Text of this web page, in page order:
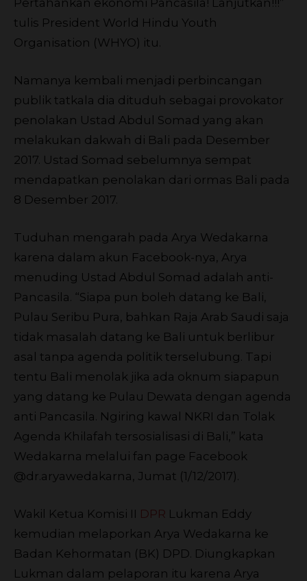
tulis President World Hindu Youth
Organisation (WHYO) itu.
Namanya kembali menjadi perbincangan
publik tatkala dia dituduh sebagai provokator
penolakan Ustad Abdul Somad yang akan
melakukan dakwah di Bali pada Desember
2017. Ustad Somad sebelumnya sempat
mendapatkan penolakan dari ormas Bali pada
8 Desember 2017.
Tuduhan mengarah pada Arya Wedakarna
karena dalam akun Facebook-nya, Arya
menuding Ustad Abdul Somad adalah anti-
Pancasila. “Siapa pun boleh datang ke Bali,
Pulau Seribu Pura, bahkan Raja Arab Saudi saja
tidak masalah datang ke Bali untuk berlibur
asal tanpa agenda politik terselubung. Tapi
tentu Bali menolak jika ada oknum siapapun
yang datang ke Pulau Dewata dengan agenda
anti Pancasila. Ngiring kawal NKRI dan Tolak
Agenda Khilafah tersosialisasi di Bali,” kata
Wedakarna melalui fan page Facebook
@dr.aryawedakarna, Jumat (1/12/2017).
Wakil Ketua Komisi II DPR Lukman Eddy
kemudian melaporkan Arya Wedakarna ke
Badan Kehormatan (BK) DPD. Diungkapkan
Lukman dalam pelaporan itu karena Arya